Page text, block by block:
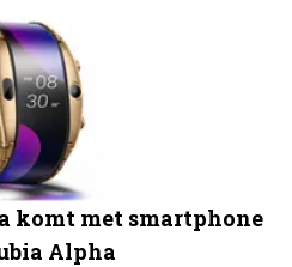
De Nubia Alpha
komt met smartphone
Alpha